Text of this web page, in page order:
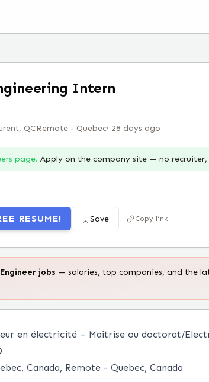
Intern
QCRemote - Quebec· 28 days ago
page. Apply on the company site — no
RESUME! Save Copy link
jobs — salaries, top companies, and the
en électricité – Maîtrise ou doctorat/
Canada, Remote - Quebec, Canada